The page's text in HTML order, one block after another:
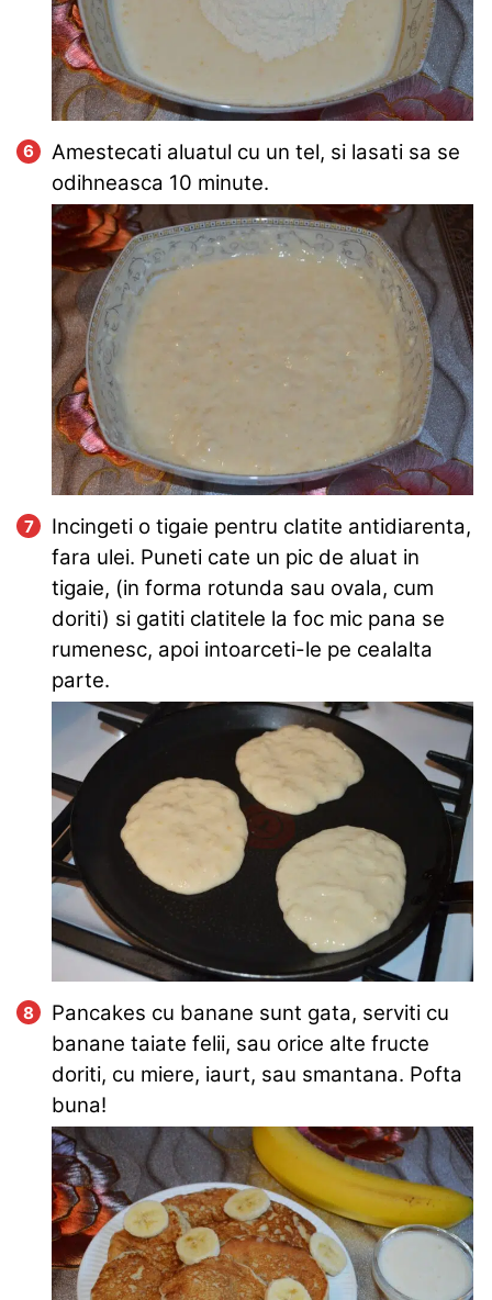
Amestecati aluatul cu un tel, si lasati sa se
odihneasca 10 minute.
Incingeti o tigaie pentru clatite antidiarenta,
fara ulei. Puneti cate un pic de aluat in
tigaie, (in forma rotunda sau ovala, cum
doriti) si gatiti clatitele la foc mic pana se
rumenesc, apoi intoarceti-le pe cealalta
parte.
Pancakes cu banane sunt gata, serviti cu
banane taiate felii, sau orice alte fructe
doriti, cu miere, iaurt, sau smantana. Pofta
buna!